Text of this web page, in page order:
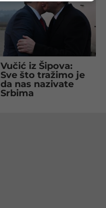
Vučić iz Šipova:
Sve što tražimo je
da nas nazivate
Srbima